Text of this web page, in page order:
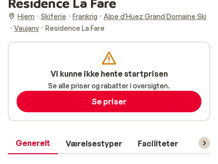
Hjem Skiferie Frankrig
Alpe d'Huez Grand Domaine Ski
Vaujany
Residence La Fare
Generelt Værelsestyper Faciliteter
Vi kunne ikke hente startprisen
Se alle priser og rabatter i oversigten.
Se priser